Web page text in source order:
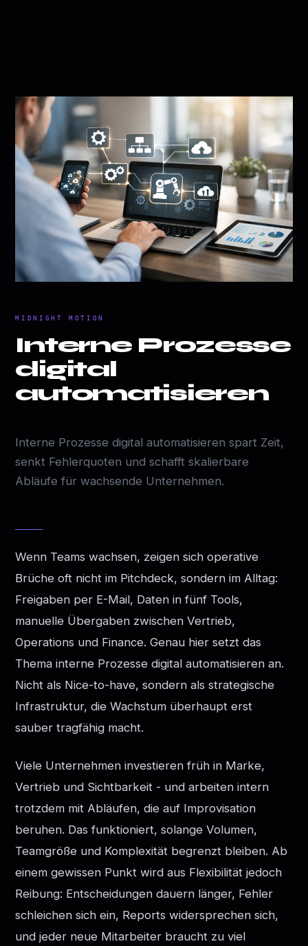
MIDNIGHT MOTION
Interne Prozesse
digital
automatisieren
Interne Prozesse digital automatisieren spart Zeit,
senkt Fehlerquoten und schafft skalierbare
Abläufe für wachsende Unternehmen.
Wenn Teams wachsen, zeigen sich operative
Brüche oft nicht im Pitchdeck, sondern im Alltag:
Freigaben per E-Mail, Daten in fünf Tools,
manuelle Übergaben zwischen Vertrieb,
Operations und Finance. Genau hier setzt das
Thema interne Prozesse digital automatisieren an.
Nicht als Nice-to-have, sondern als strategische
Infrastruktur, die Wachstum überhaupt erst
sauber tragfähig macht.
Viele Unternehmen investieren früh in Marke,
Vertrieb und Sichtbarkeit - und arbeiten intern
trotzdem mit Abläufen, die auf Improvisation
beruhen. Das funktioniert, solange Volumen,
Teamgröße und Komplexität begrenzt bleiben. Ab
einem gewissen Punkt wird aus Flexibilität jedoch
Reibung: Entscheidungen dauern länger, Fehler
schleichen sich ein, Reports widersprechen sich,
und jeder neue Mitarbeiter braucht zu viel